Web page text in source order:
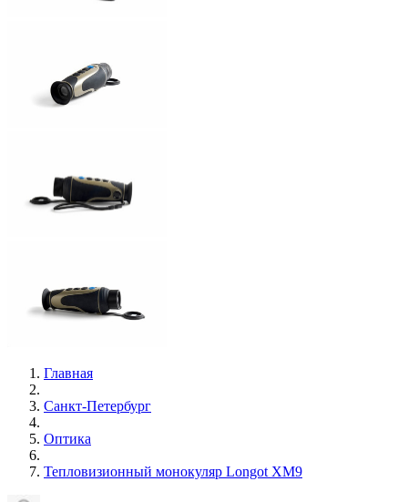
Главная
Санкт-Петербург
Оптика
Тепловизионный монокуляр Longot XM9